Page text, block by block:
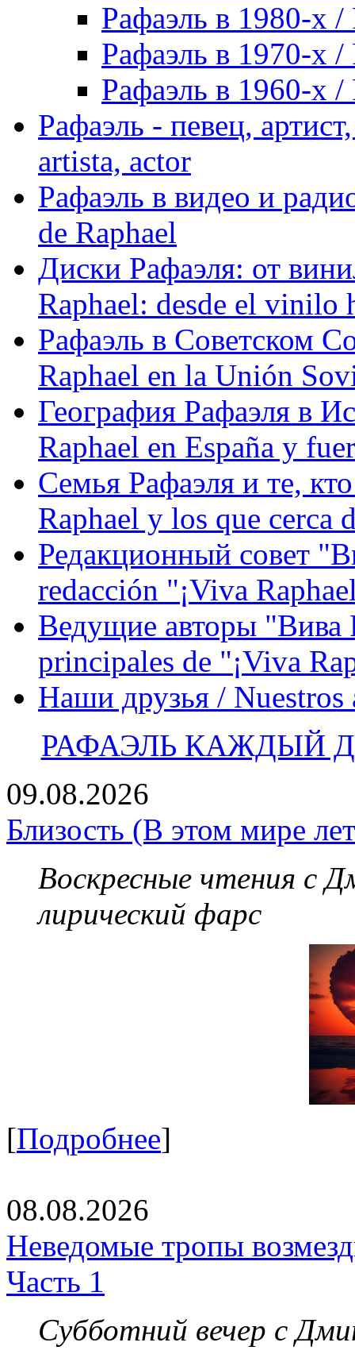
Рафаэль в 1980-х /
Рафаэль в 1970-х /
Рафаэль в 1960-х /
Рафаэль - певец,
artista, actor
Рафаэль в видео и
de Raphael
Диски Рафаэля: от
Raphael: desde el vinilo
Рафаэль в Советском
Raphael en la Unión
География Рафаэля в
Raphael en España y
Семья Рафаэля и те,
Raphael y los que cerca
Редакционный совет
redacción "¡Viva
Ведущие авторы "Вива
principales de "¡Viva
Наши друзья / Nuestros
РАФАЭЛЬ КАЖДЫЙ
09.08.2026
Близость (В этом мире
Воскресные чтения с
лирический фарс
[Подробнее]
08.08.2026
Неведомые тропы
Часть 1
Субботний вечер с